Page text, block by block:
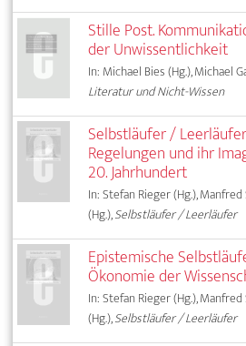
Stille Post.
der Unwissentlichkeit
In: Michael Bies (Hg.), Michael
Literatur und Nicht-Wissen
Selbstläufer /
Regelungen und ihr
20. Jahrhundert
In: Stefan Rieger (Hg.),
(Hg.),Selbstläufer / Leerläufer
Epistemische
Ökonomie der
In: Stefan Rieger (Hg.),
(Hg.),Selbstläufer / Leerläufer